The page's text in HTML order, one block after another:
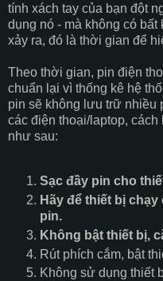
tính xách tay của bạn đột
dụng nó - mà không có
xảy ra, đó là thời gian để
Theo thời gian, pin điện
chuẩn lại vì thống kê hệ
pin sẽ không lưu trữ nhiều
các điện thoại/laptop,
như sau:
Sạc đầy pin cho
Hãy để thiết bị
pin.
Không bật thiết bị,
Rút phích cắm, bật
Không sử dụng thiết